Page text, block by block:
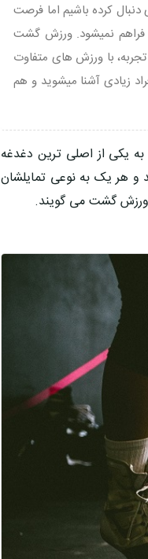
کرده باشیم اما فرصت
فراهم نمیشود. ورزش گشت
با ورزش های متفاوت
زیادی آشنا میشوید و هم
به یکی از اصلی ترین دغدغه
و هر یک به نوعی تمایلشان
ورزش گشت می گویند.